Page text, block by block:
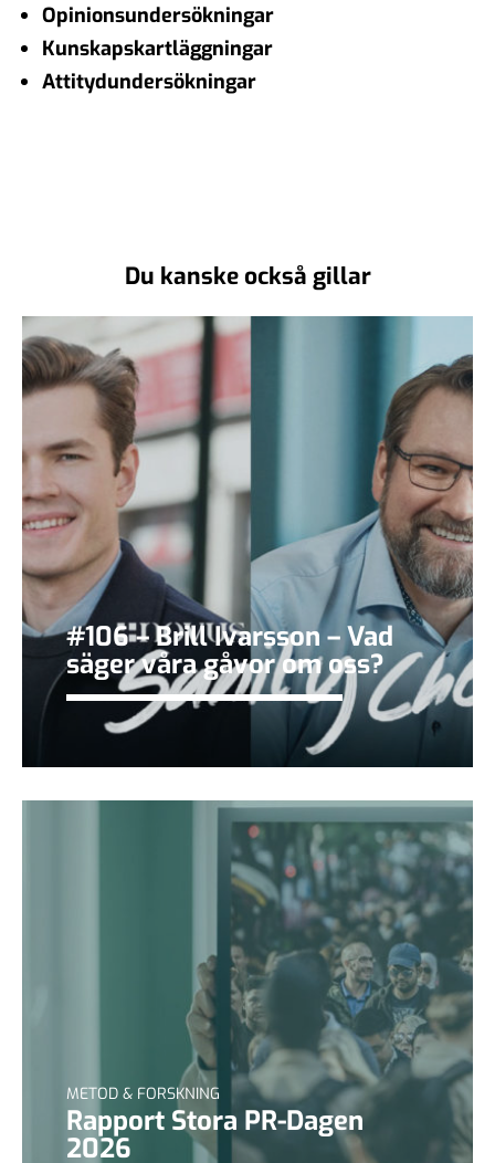
Opinionsundersökningar
Kunskapskartläggningar
Attitydundersökningar
Du kanske också gillar
#106 – Brill Ivarsson – Vad
säger våra gåvor om oss?
METOD & FORSKNING
Rapport Stora PR-Dagen
2026